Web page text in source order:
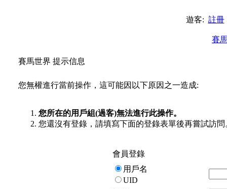
遊客: 註冊
賽
賽馬世界 提示信息
您無權進行當前操作，這可能因以下原因之一造成:
您所在的用戶組(過客)無法進行此操作。
您還沒有登錄，請填寫下面的登錄表單後再嘗試訪問
會員登錄
用戶名
UID